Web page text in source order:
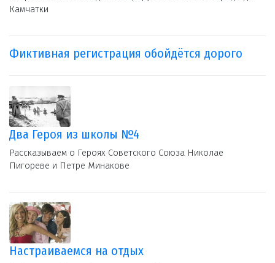
Камчатки
Фиктивная регистрация обойдётся дорого
Два Героя из школы №4
Рассказываем о Героях Советского Союза Николае
Пигореве и Петре Минакове
Настраиваемся на отдых